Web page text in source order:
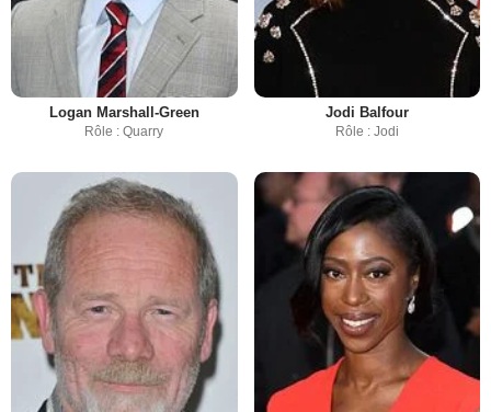
Logan Marshall-Green
Rôle : Quarry
Jodi Balfour
Rôle : Jodi